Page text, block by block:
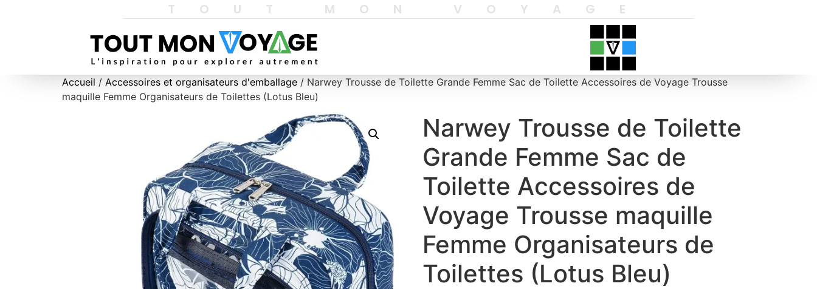
TOUT MON VOYAGE
Accueil / Accessoires et organisateurs d'emballage / Narwey Trousse de Toilette Grande Femme Sac de Toilette Accessoires de Voyage Trousse
maquille Femme Organisateurs de Toilettes (Lotus Bleu)
Narwey Trousse de Toilette
Grande Femme Sac de
Toilette Accessoires de
Voyage Trousse maquille
Femme Organisateurs de
Toilettes (Lotus Bleu)